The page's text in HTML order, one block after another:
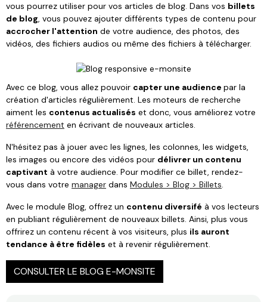
vous pourrez utiliser pour vos articles de blog. Dans vos billets
de blog, vous pouvez ajouter différents types de contenu pour
accrocher l'attention de votre audience, des photos, des
vidéos, des fichiers audios ou même des fichiers à télécharger.
Avec ce blog, vous allez pouvoir capter une audience par la
création d'articles régulièrement. Les moteurs de recherche
aiment les contenus actualisés et donc, vous améliorez votre
référencement en écrivant de nouveaux articles.
N'hésitez pas à jouer avec les lignes, les colonnes, les widgets,
les images ou encore des vidéos pour délivrer un contenu
captivant à votre audience. Pour modifier ce billet, rendez-
vous dans votre manager dans Modules > Blog > Billets.
Avec le module Blog, offrez un contenu diversifé à vos lecteurs
en publiant régulièrement de nouveaux billets. Ainsi, plus vous
offrirez un contenu récent à vos visiteurs, plus ils auront
tendance à être fidèles et à revenir régulièrement.
CONSULTER LE BLOG E-MONSITE